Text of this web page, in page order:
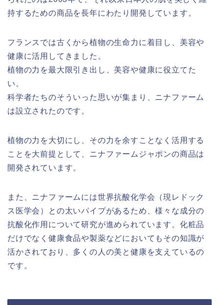
持するための商品を長年にわたり開発しています。
フランスでは古くから植物の生命力に着目し、美容や
健康に活用してきました。
植物の力を最大限引き出し、美容や健康に役立てた
い。
科学者たちのそういった思いが集まり、ニナファーム
は設立されたのです。
植物の力を大切にし、その力を余すことなく活用する
ことを大前提として、ニナファームジャポンの商品は
開発されています。
また、ニナファームには世界抗酸化学会（現レドック
ス医学会）との太いパイプがあるため、様々な成分の
抗酸化作用について研究が進められています。化粧品
だけでなく健康食品や製薬などにおいてもその知識が
活かされており、多くの人の美と健康を支えているの
です。